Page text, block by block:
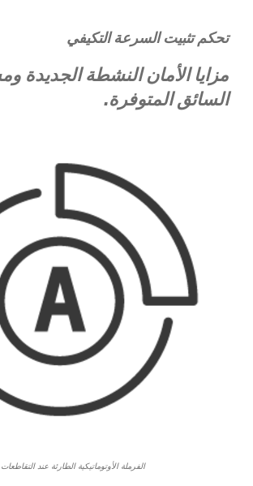
تحكم تثبيت السرعة التكيفي
مزايا الأمان النشطة الجديدة
السائق المتوفرة.
الفرملة الأوتوماتيكية الطارئة عند التقاطعات.